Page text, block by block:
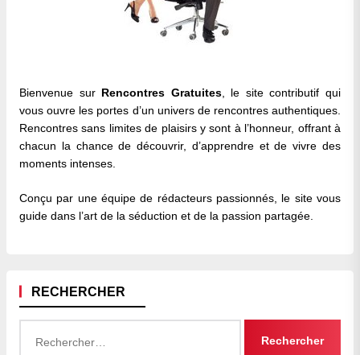
Bienvenue sur Rencontres Gratuites, le site contributif qui
vous ouvre les portes d’un univers de rencontres authentiques.
Rencontres sans limites de plaisirs y sont à l’honneur, offrant à
chacun la chance de découvrir, d’apprendre et de vivre des
moments intenses.
Conçu par une équipe de rédacteurs passionnés, le site vous
guide dans l’art de la séduction et de la passion partagée.
RECHERCHER